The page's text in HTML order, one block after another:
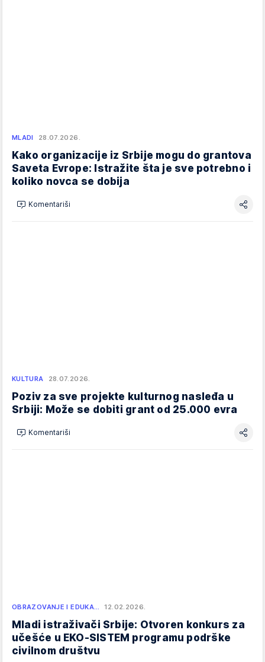
MLADI 28.07.2026.
Kako organizacije iz Srbije mogu do grantova
Saveta Evrope: Istražite šta je sve potrebno i
koliko novca se dobija
Komentariši
KULTURA 28.07.2026.
Poziv za sve projekte kulturnog nasleđa u
Srbiji: Može se dobiti grant od 25.000 evra
Komentariši
OBRAZOVANJE I EDUKA… 12.02.2026.
Mladi istraživači Srbije: Otvoren konkurs za
učešće u EKO-SISTEM programu podrške
civilnom društvu